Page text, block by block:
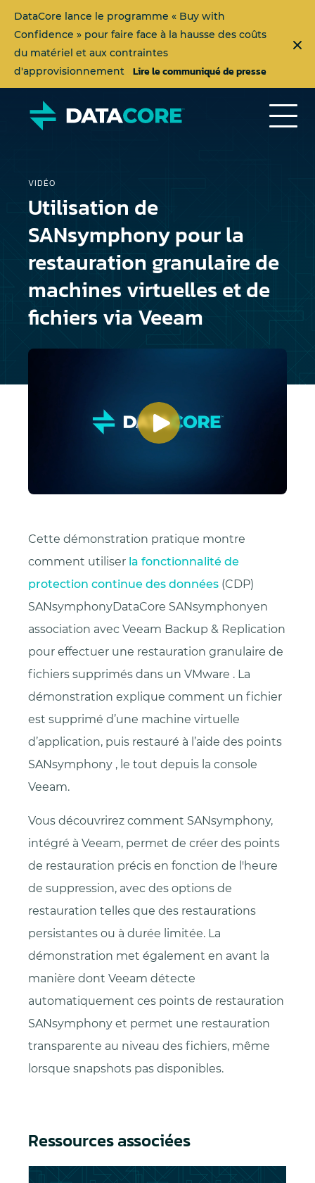
DataCore lance le programme « Buy with
Confidence » pour faire face à la hausse des coûts
du matériel et aux contraintes
d'approvisionnement
Lire le communiqué de presse
VIDÉO
Utilisation de
SANsymphony pour la
restauration granulaire de
machines virtuelles et de
fichiers via Veeam
Cette démonstration pratique montre
comment utiliser la fonctionnalité de
protection continue des données (CDP)
SANsymphonyDataCore SANsymphonyen
association avec Veeam Backup & Replication
pour effectuer une restauration granulaire de
fichiers supprimés dans un VMware . La
démonstration explique comment un fichier
est supprimé d’une machine virtuelle
d’application, puis restauré à l’aide des points
SANsymphony , le tout depuis la console
Veeam.
Vous découvrirez comment SANsymphony,
intégré à Veeam, permet de créer des points
de restauration précis en fonction de l'heure
de suppression, avec des options de
restauration telles que des restaurations
persistantes ou à durée limitée. La
démonstration met également en avant la
manière dont Veeam détecte
automatiquement ces points de restauration
SANsymphony et permet une restauration
transparente au niveau des fichiers, même
lorsque snapshots pas disponibles.
Ressources associées